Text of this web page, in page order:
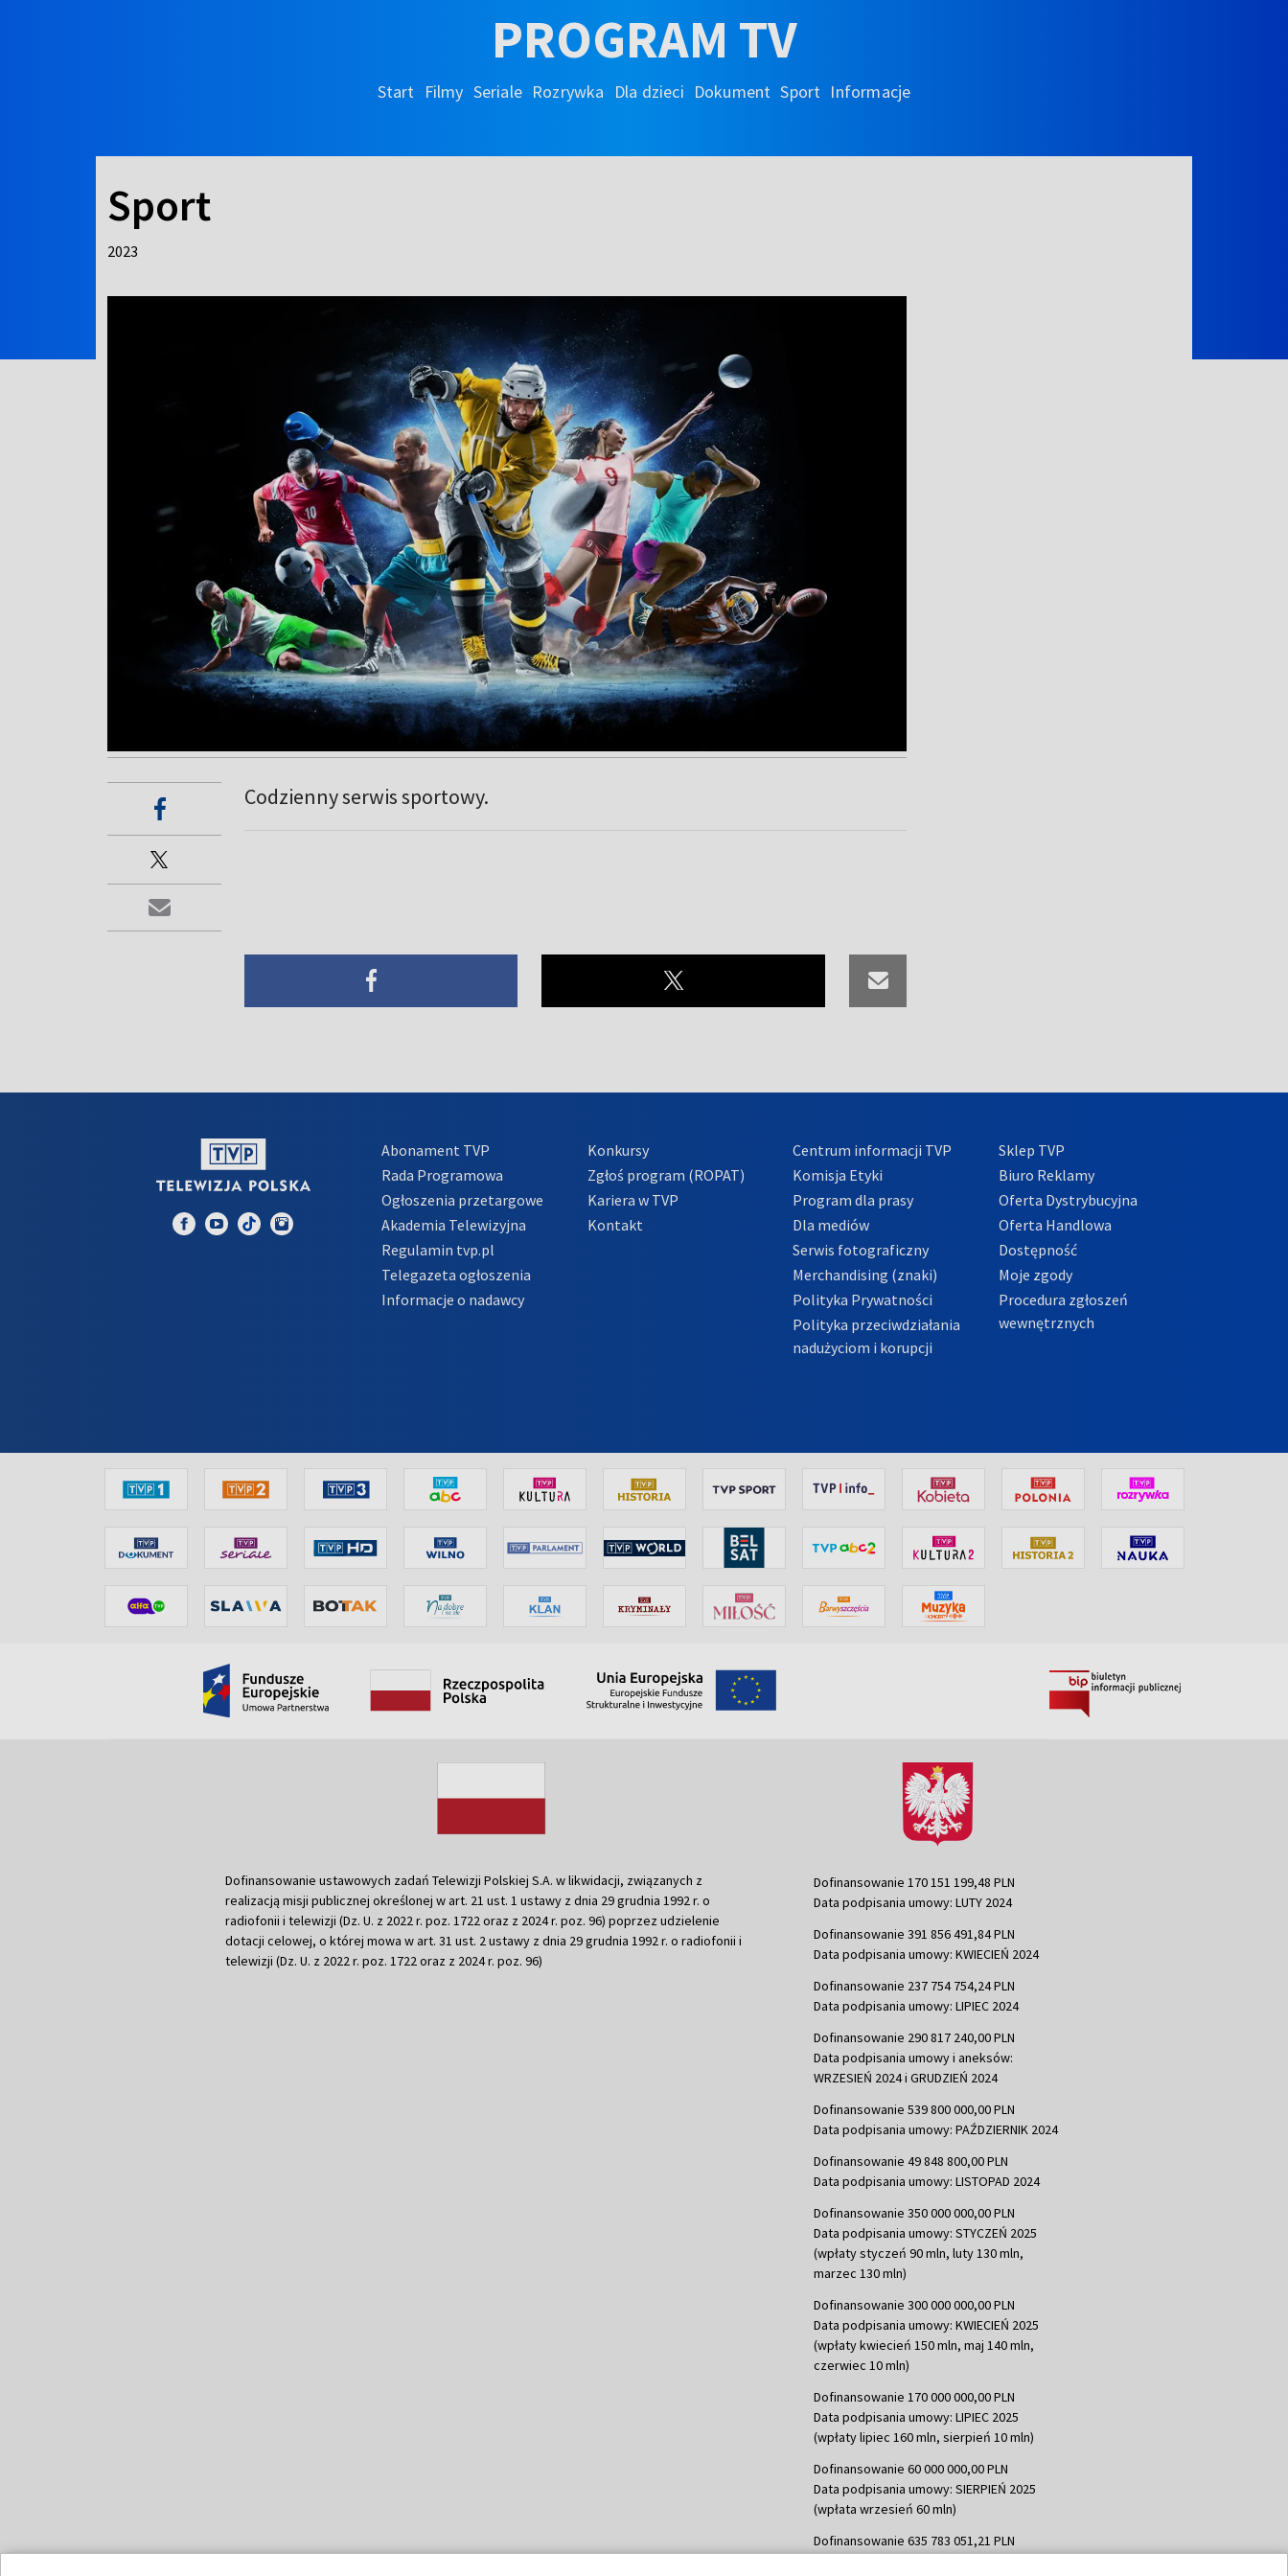
PROGRAM TV
Start Filmy Seriale Rozrywka Dla dzieci Dokument Sport Informacje
Sport
2023
Codzienny serwis sportowy.
Abonament TVP
Rada Programowa
Ogłoszenia przetargowe
Akademia Telewizyjna
Regulamin tvp.pl
Telegazeta ogłoszenia
Informacje o nadawcy
Konkursy
Zgłoś program (ROPAT)
Kariera w TVP
Kontakt
Centrum informacji TVP
Komisja Etyki
Program dla prasy
Dla mediów
Serwis fotograficzny
Merchandising (znaki)
Polityka Prywatności
Polityka przeciwdziałania
nadużyciom i korupcji
Sklep TVP
Biuro Reklamy
Oferta Dystrybucyjna
Oferta Handlowa
Dostępność
Moje zgody
Procedura zgłoszeń
wewnętrznych
Dofinansowanie ustawowych zadań Telewizji Polskiej S.A. w likwidacji, związanych z
realizacją misji publicznej określonej w art. 21 ust. 1 ustawy z dnia 29 grudnia 1992 r. o
radiofonii i telewizji (Dz. U. z 2022 r. poz. 1722 oraz z 2024 r. poz. 96) poprzez udzielenie
dotacji celowej, o której mowa w art. 31 ust. 2 ustawy z dnia 29 grudnia 1992 r. o radiofonii i
telewizji (Dz. U. z 2022 r. poz. 1722 oraz z 2024 r. poz. 96)
Dofinansowanie 170 151 199,48 PLN
Data podpisania umowy: LUTY 2024
Dofinansowanie 391 856 491,84 PLN
Data podpisania umowy: KWIECIEŃ 2024
Dofinansowanie 237 754 754,24 PLN
Data podpisania umowy: LIPIEC 2024
Dofinansowanie 290 817 240,00 PLN
Data podpisania umowy i aneksów:
WRZESIEŃ 2024 i GRUDZIEŃ 2024
Dofinansowanie 539 800 000,00 PLN
Data podpisania umowy: PAŹDZIERNIK 2024
Dofinansowanie 49 848 800,00 PLN
Data podpisania umowy: LISTOPAD 2024
Dofinansowanie 350 000 000,00 PLN
Data podpisania umowy: STYCZEŃ 2025
(wpłaty styczeń 90 mln, luty 130 mln,
marzec 130 mln)
Dofinansowanie 300 000 000,00 PLN
Data podpisania umowy: KWIECIEŃ 2025
(wpłaty kwiecień 150 mln, maj 140 mln,
czerwiec 10 mln)
Dofinansowanie 170 000 000,00 PLN
Data podpisania umowy: LIPIEC 2025
(wpłaty lipiec 160 mln, sierpień 10 mln)
Dofinansowanie 60 000 000,00 PLN
Data podpisania umowy: SIERPIEŃ 2025
(wpłata wrzesień 60 mln)
Dofinansowanie 635 783 051,21 PLN